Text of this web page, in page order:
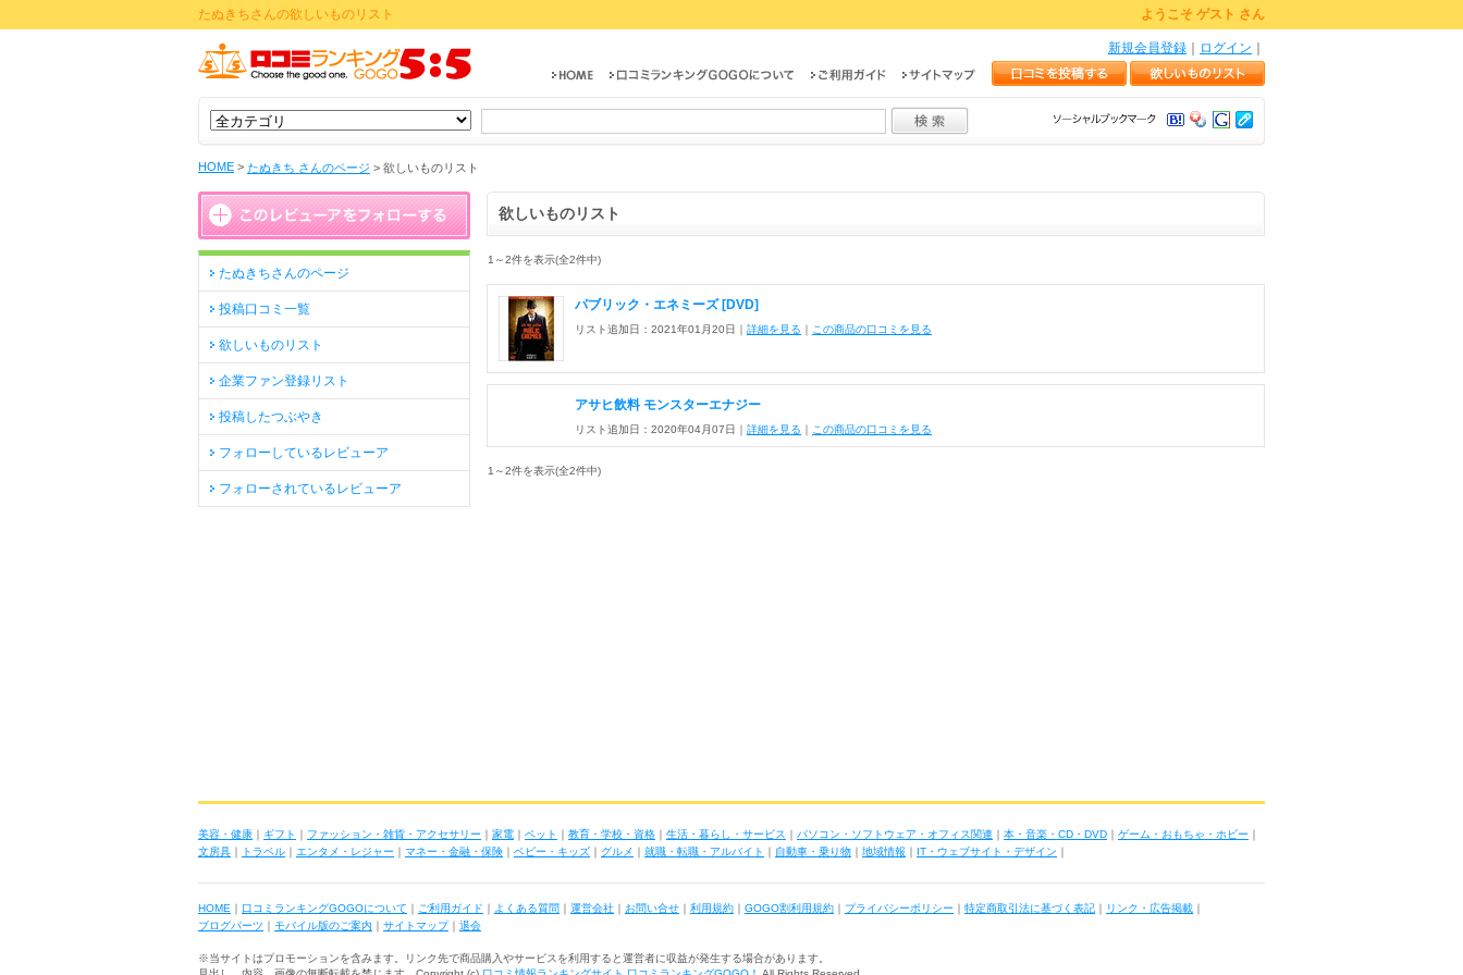
たぬきちさんの欲しいものリスト ようこそ ゲスト さん
ログイン
新規会員登録
HOME > たぬきち さんのページ > 欲しいものリスト
欲しいものリスト
1～2件を表示(全2件中)
パブリック・エネミーズ [DVD]
リスト追加日：2021年01月20日｜ 詳細を見る ｜ この商品の口コミを見る
アサヒ飲料 モンスターエナジー
リスト追加日：2020年04月07日｜ 詳細を見る ｜ この商品の口コミを見る
1～2件を表示(全2件中)
たぬきちさんのページ
投稿口コミ一覧
欲しいものリスト
企業ファン登録リスト
投稿したつぶやき
フォローしているレビューア
フォローされているレビューア
美容・健康 ｜ ギフト ｜ ファッション・雑貨・アクセサリー ｜ 家電 ｜ ペット ｜ 教育・学校・資格 ｜ 生活・暮らし・サービス ｜ パソコン・ソフトウェア・オフィス関連 ｜ 本・音楽・CD・DVD ｜ ゲーム・おもちゃ・ホビー ｜
文房具 ｜ トラベル ｜ エンタメ・レジャー ｜ マネー・金融・保険 ｜ ベビー・キッズ ｜ グルメ ｜ 就職・転職・アルバイト ｜ 自動車・乗り物 ｜ 地域情報 ｜ IT・ウェブサイト・デザイン ｜
HOME ｜ 口コミランキングGOGOについて ｜ ご利用ガイド ｜ よくある質問 ｜ 運営会社 ｜ お問い合せ ｜ 利用規約 ｜ GOGO割利用規約 ｜ プライバシーポリシー ｜ 特定商取引法に基づく表記 ｜ リンク・広告掲載 ｜
ブログパーツ ｜ モバイル版のご案内 ｜ サイトマップ｜ 退会
※当サイトはプロモーションを含みます。リンク先で商品購入やサービスを利用すると運営者に収益が発生する場合があります。